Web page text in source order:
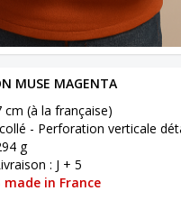
MUSE MAGENTA
(à la française)
- Perforation verticale
g
: J + 5
in France